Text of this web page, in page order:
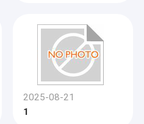
2025-08-21
1